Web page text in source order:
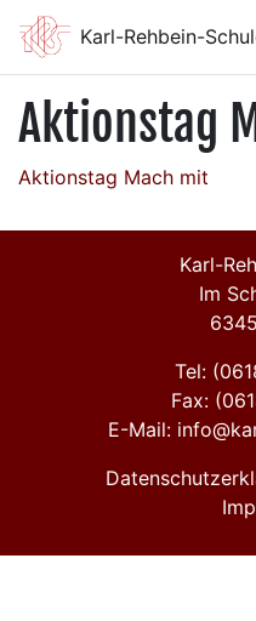
Karl-Rehbein-
Aktionstag
Aktionstag Mach mit
Karl-
Im
Tel:
Fax:
E-Mail: